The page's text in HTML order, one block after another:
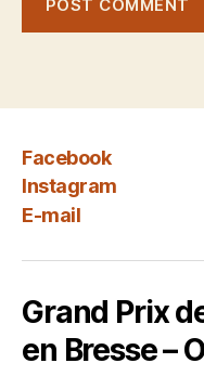
Facebook
Instagram
E-mail
Grand Prix
en Bresse –